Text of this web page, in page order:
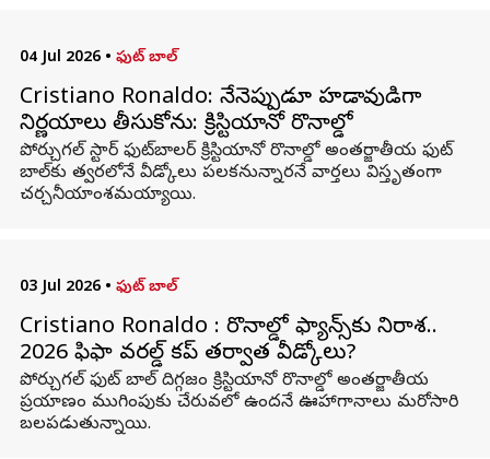
04 Jul 2026 • ఫుట్ బాల్
Cristiano Ronaldo: నేనెప్పుడూ హడావుడిగా
నిర్ణయాలు తీసుకోను: క్రిస్టియానో రొనాల్డో
పోర్చుగల్ స్టార్ ఫుట్‌బాలర్ క్రిస్టియానో రొనాల్డో అంతర్జాతీయ ఫుట్‌
బాల్‌కు త్వరలోనే వీడ్కోలు పలకనున్నారనే వార్తలు విస్తృతంగా
చర్చనీయాంశమయ్యాయి.
03 Jul 2026 • ఫుట్ బాల్
Cristiano Ronaldo : రొనాల్డో ఫ్యాన్స్‌కు నిరాశ..
2026 ఫిఫా వరల్డ్ కప్‌ తర్వాత వీడ్కోలు?
పోర్చుగల్ ఫుట్‌ బాల్ దిగ్గజం క్రిస్టియానో రొనాల్డో అంతర్జాతీయ
ప్రయాణం ముగింపుకు చేరువలో ఉందనే ఊహాగానాలు మరోసారి
బలపడుతున్నాయి.